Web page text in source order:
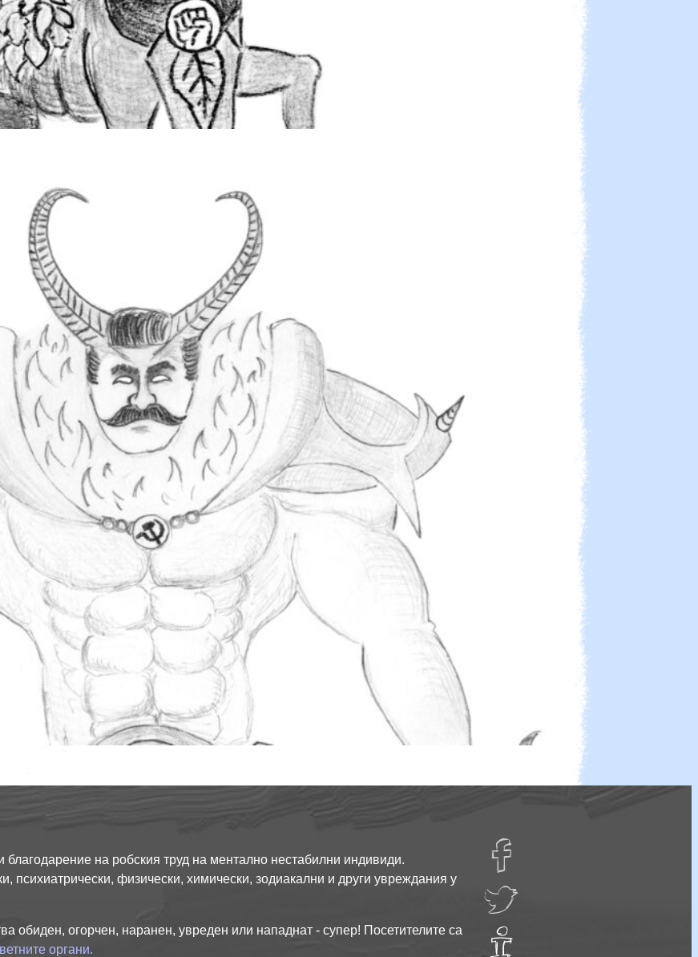
МЕСОТО Е ОБИИСТВО!!!!
благодарение на робския труд на ментално нестабилни индивиди.
психиатрически, физически, химически, зодиакални и други увреждания у
обиден, огорчен, наранен, увреден или нападнат - супер! Посетителите са
органи.
facebug
twatter
Тук